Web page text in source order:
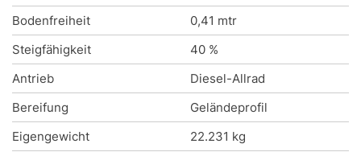
Bodenfreiheit
0,41 mtr
Steigfähigkeit
40 %
Antrieb
Diesel-Allrad
Bereifung
Geländeprofil
Eigengewicht
22.231 kg